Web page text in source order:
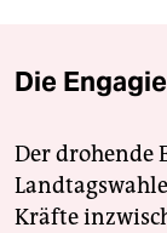
Die
Der drohende
Kräfte